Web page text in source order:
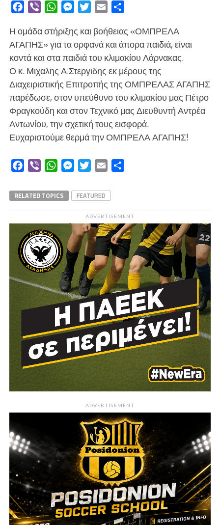
Facebook
Viber WhatsAppMessengerTwitterEmail
Η ομάδα στήριξης και βοήθειας «ΟΜΠΡΕΛΑ
ΑΓΑΠΗΣ» για τα ορφανά και άπορα παιδιά, είναι
κοντά και στα παιδιά του κλιμακίου Λάρνακας.
Ο κ. Μιχαλης Α.Στεργιδης εκ μέρους της
Διαχειριστικής Επιτροπής της ΟΜΠΡΕΛΑΣ ΑΓΑΠΗΣ
παρέδωσε, στον υπεύθυνο του κλιμακίου μας Πέτρο
Φραγκούδη και στον Τεχνικό μας Διευθυντή Αντρέα
Αντωνίου, την σχετική τους εισφορά.
Ευχαριστούμε θερμά την ΟΜΠΡΕΛΑ ΑΓΑΠΗΣ!
Facebook
Viber WhatsAppMessengerTwitterEmail
RELATED TOPICS FEATURED
ADVERTISEMENT
ADVERTISEMENT